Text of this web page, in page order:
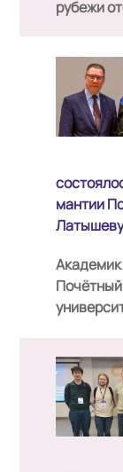
рубежи
мантии
Латышеву